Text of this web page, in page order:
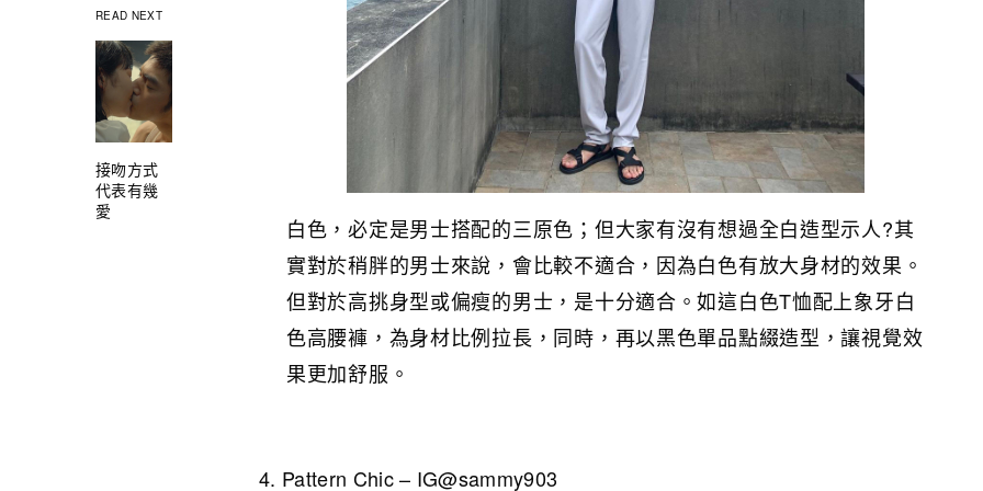
READ NEXT
接吻方式
代表有幾
愛
白色，必定是男士搭配的三原色；但大家有沒有想過全白造型示人?其
實對於稍胖的男士來說，會比較不適合，因為白色有放大身材的效果。
但對於高挑身型或偏瘦的男士，是十分適合。如這白色T恤配上象牙白
色高腰褲，為身材比例拉長，同時，再以黑色單品點綴造型，讓視覺效
果更加舒服。
Pattern Chic – IG@sammy903